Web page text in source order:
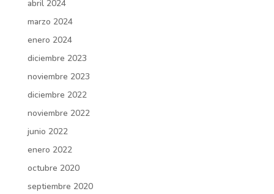
abril 2024
marzo 2024
enero 2024
diciembre 2023
noviembre 2023
diciembre 2022
noviembre 2022
junio 2022
enero 2022
octubre 2020
septiembre 2020